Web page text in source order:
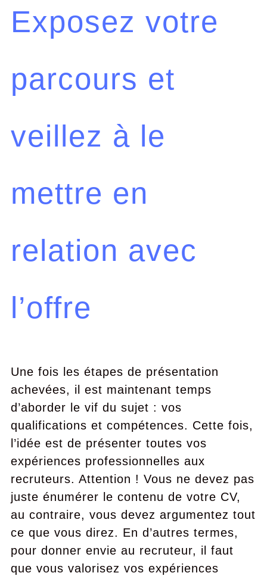
Exposez votre
parcours et
veillez à le
mettre en
relation avec
l’offre
Une fois les étapes de présentation
achevées, il est maintenant temps
d’aborder le vif du sujet : vos
qualifications et compétences. Cette fois,
l’idée est de présenter toutes vos
expériences professionnelles aux
recruteurs. Attention ! Vous ne devez pas
juste énumérer le contenu de votre CV,
au contraire, vous devez argumentez tout
ce que vous direz. En d’autres termes,
pour donner envie au recruteur, il faut
que vous valorisez vos expériences